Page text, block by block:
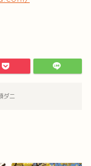
ダニ